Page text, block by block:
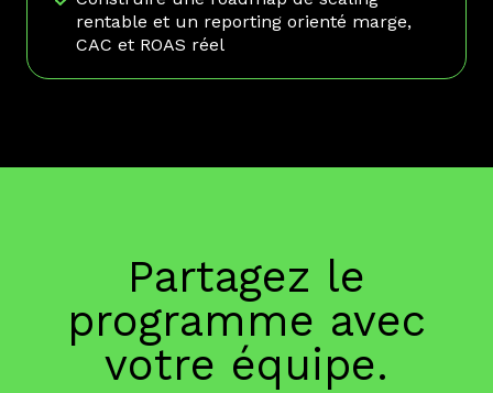
rentable et un reporting orienté marge,
CAC et ROAS réel
Partagez le
programme avec
votre équipe.